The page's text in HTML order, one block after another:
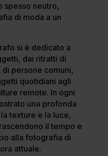
spesso neutro,
di moda a un
si è dedicato a
dai ritratti di
persone comuni,
quotidiani agli
remote. In ogni
una profonda
texture e la luce,
il tempo e
alla fotografia di
attuale.